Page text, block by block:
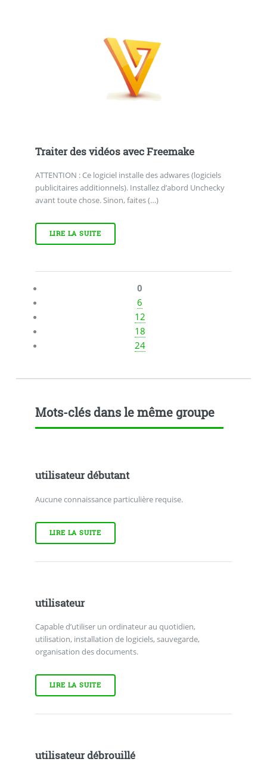
Traiter des vidéos avec Freemake
ATTENTION : Ce logiciel installe des adwares (logiciels
publicitaires additionnels). Installez d’abord Unchecky
avant toute chose. Sinon, faites (…)
LIRE LA SUITE
0
6
12
18
24
Mots-clés dans le même groupe
utilisateur débutant
Aucune connaissance particulière requise.
LIRE LA SUITE
utilisateur
Capable d’utiliser un ordinateur au quotidien,
utilisation, installation de logiciels, sauvegarde,
organisation des documents.
LIRE LA SUITE
utilisateur débrouillé